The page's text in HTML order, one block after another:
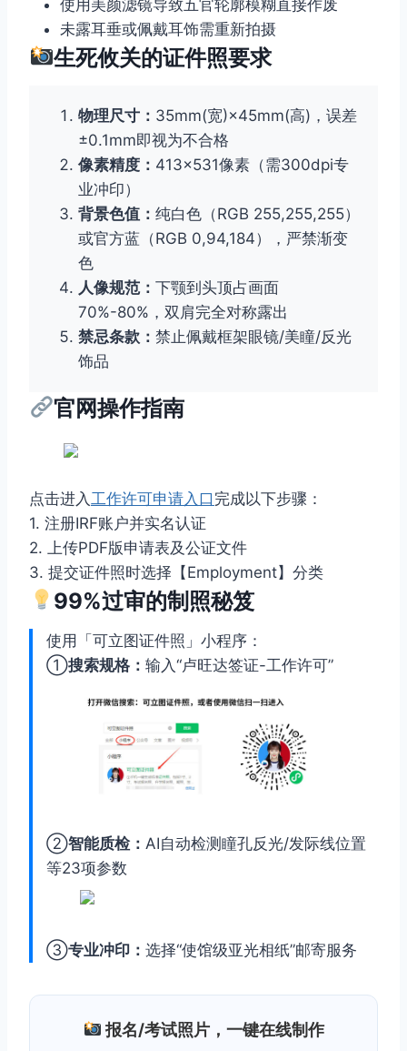
使用美颜滤镜导致五官轮廓模糊直接作废
未露耳垂或佩戴耳饰需重新拍摄
生死攸关的证件照要求
物理尺寸： 35mm(宽)×45mm(高)，误差
±0.1mm即视为不合格
像素精度： 413×531像素（需300dpi专
业冲印）
背景色值： 纯白色（RGB 255,255,255）
或官方蓝（RGB 0,94,184），严禁渐变
色
人像规范： 下颚到头顶占画面
70%-80%，双肩完全对称露出
禁忌条款： 禁止佩戴框架眼镜/美瞳/反光
饰品
官网操作指南
点击进入 工作许可申请入口 完成以下步骤：
1. 注册IRF账户并实名认证
2. 上传PDF版申请表及公证文件
3. 提交证件照时选择【Employment】分类
99%过审的制照秘笈
使用「可立图证件照」小程序：
①搜索规格： 输入“卢旺达签证-工作许可”
②智能质检： AI自动检测瞳孔反光/发际线位置
等23项参数
③专业冲印： 选择“使馆级亚光相纸”邮寄服务
报名/考试照片，一键在线制作